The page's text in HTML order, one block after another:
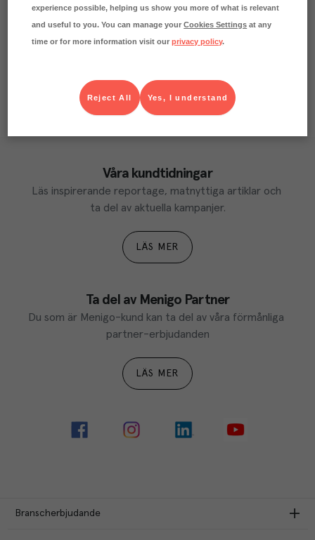
Våra kundtidningar
Läs inspirerande reportage, matnyttiga artiklar och
ta del av aktuella kampanjer.
LÄS MER
Ta del av Menigo Partner
Du som är Menigo-kund kan ta del av våra förmånliga
partner-erbjudanden
LÄS MER
Branscherbjudande
experience possible, helping us show you more of what is relevant
and useful to you. You can manage yourCookies Settings at any
time or for more information visit ourprivacy policy.
Yes, I understand
Reject All